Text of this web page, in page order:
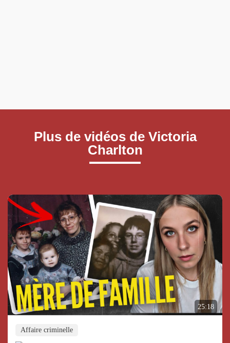
Plus de vidéos de Victoria
Charlton
25:18
Affaire criminelle